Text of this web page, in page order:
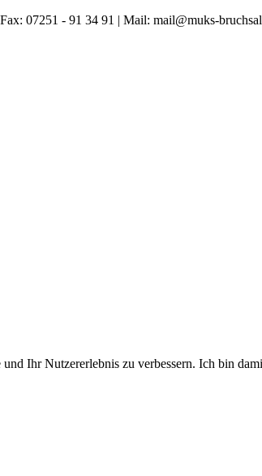
07251 - 91 34 91 | Mail: mail@muks-
Ihr Nutzererlebnis zu verbessern. Ich bin